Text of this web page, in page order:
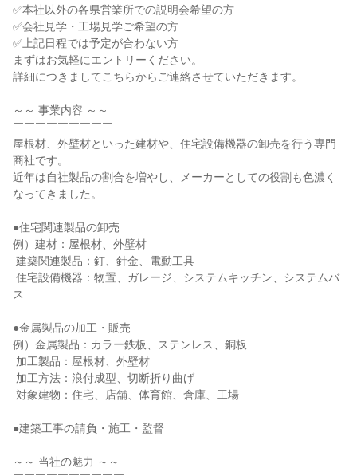
✅本社以外の各県営業所での説明会希望の方
✅会社見学・工場見学ご希望の方
✅上記日程では予定が合わない方
まずはお気軽にエントリーください。
詳細につきましてこちらからご連絡させていただきます。
～～ 事業内容 ～～
￣￣￣￣￣￣￣￣￣
屋根材、外壁材といった建材や、住宅設備機器の卸売を行う専門
商社です。
近年は自社製品の割合を増やし、メーカーとしての役割も色濃く
なってきました。
●住宅関連製品の卸売
例）建材：屋根材、外壁材
ス
●金属製品の加工・販売
例）金属製品：カラー鉄板、ステンレス、銅板
●建築工事の請負・施工・監督
～～ 当社の魅力 ～～